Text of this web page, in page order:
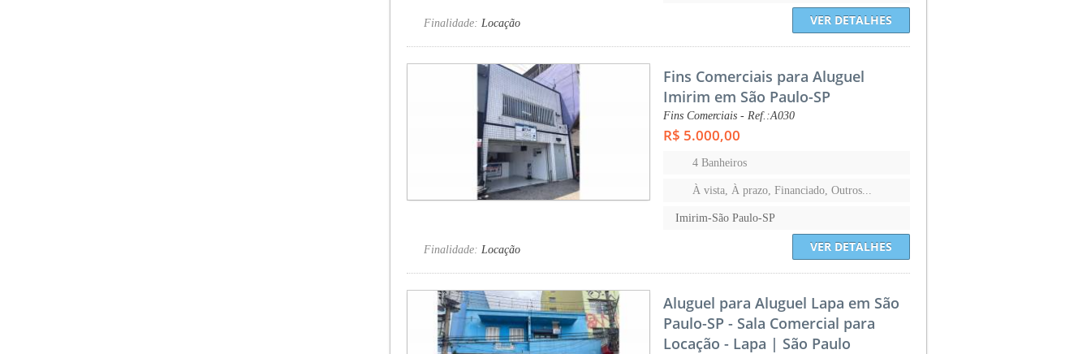
Finalidade: Locação VER DETALHES
Fins Comerciais para Aluguel
Imirim em São Paulo-SP
Fins Comerciais - Ref.:A030
R$ 5.000,00
4 Banheiros
À vista, À prazo, Financiado, Outros...
Imirim-São Paulo-SP
Finalidade: Locação VER DETALHES
Aluguel para Aluguel Lapa em São
Paulo-SP - Sala Comercial para
Locação - Lapa | São Paulo